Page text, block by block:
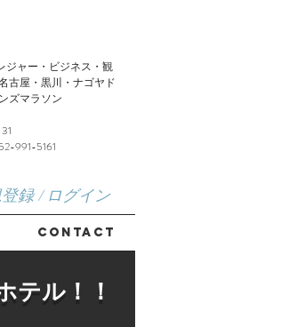
ジャー・ビジネス・観
屋・黒川・ナゴヤド
ズマラソン
991-5161
録 / ログイン
テル！！
CONTACT